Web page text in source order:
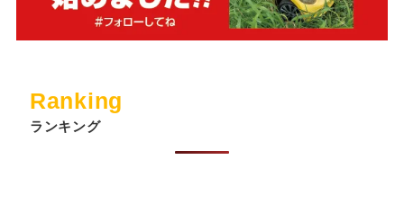
Ranking
ランキング